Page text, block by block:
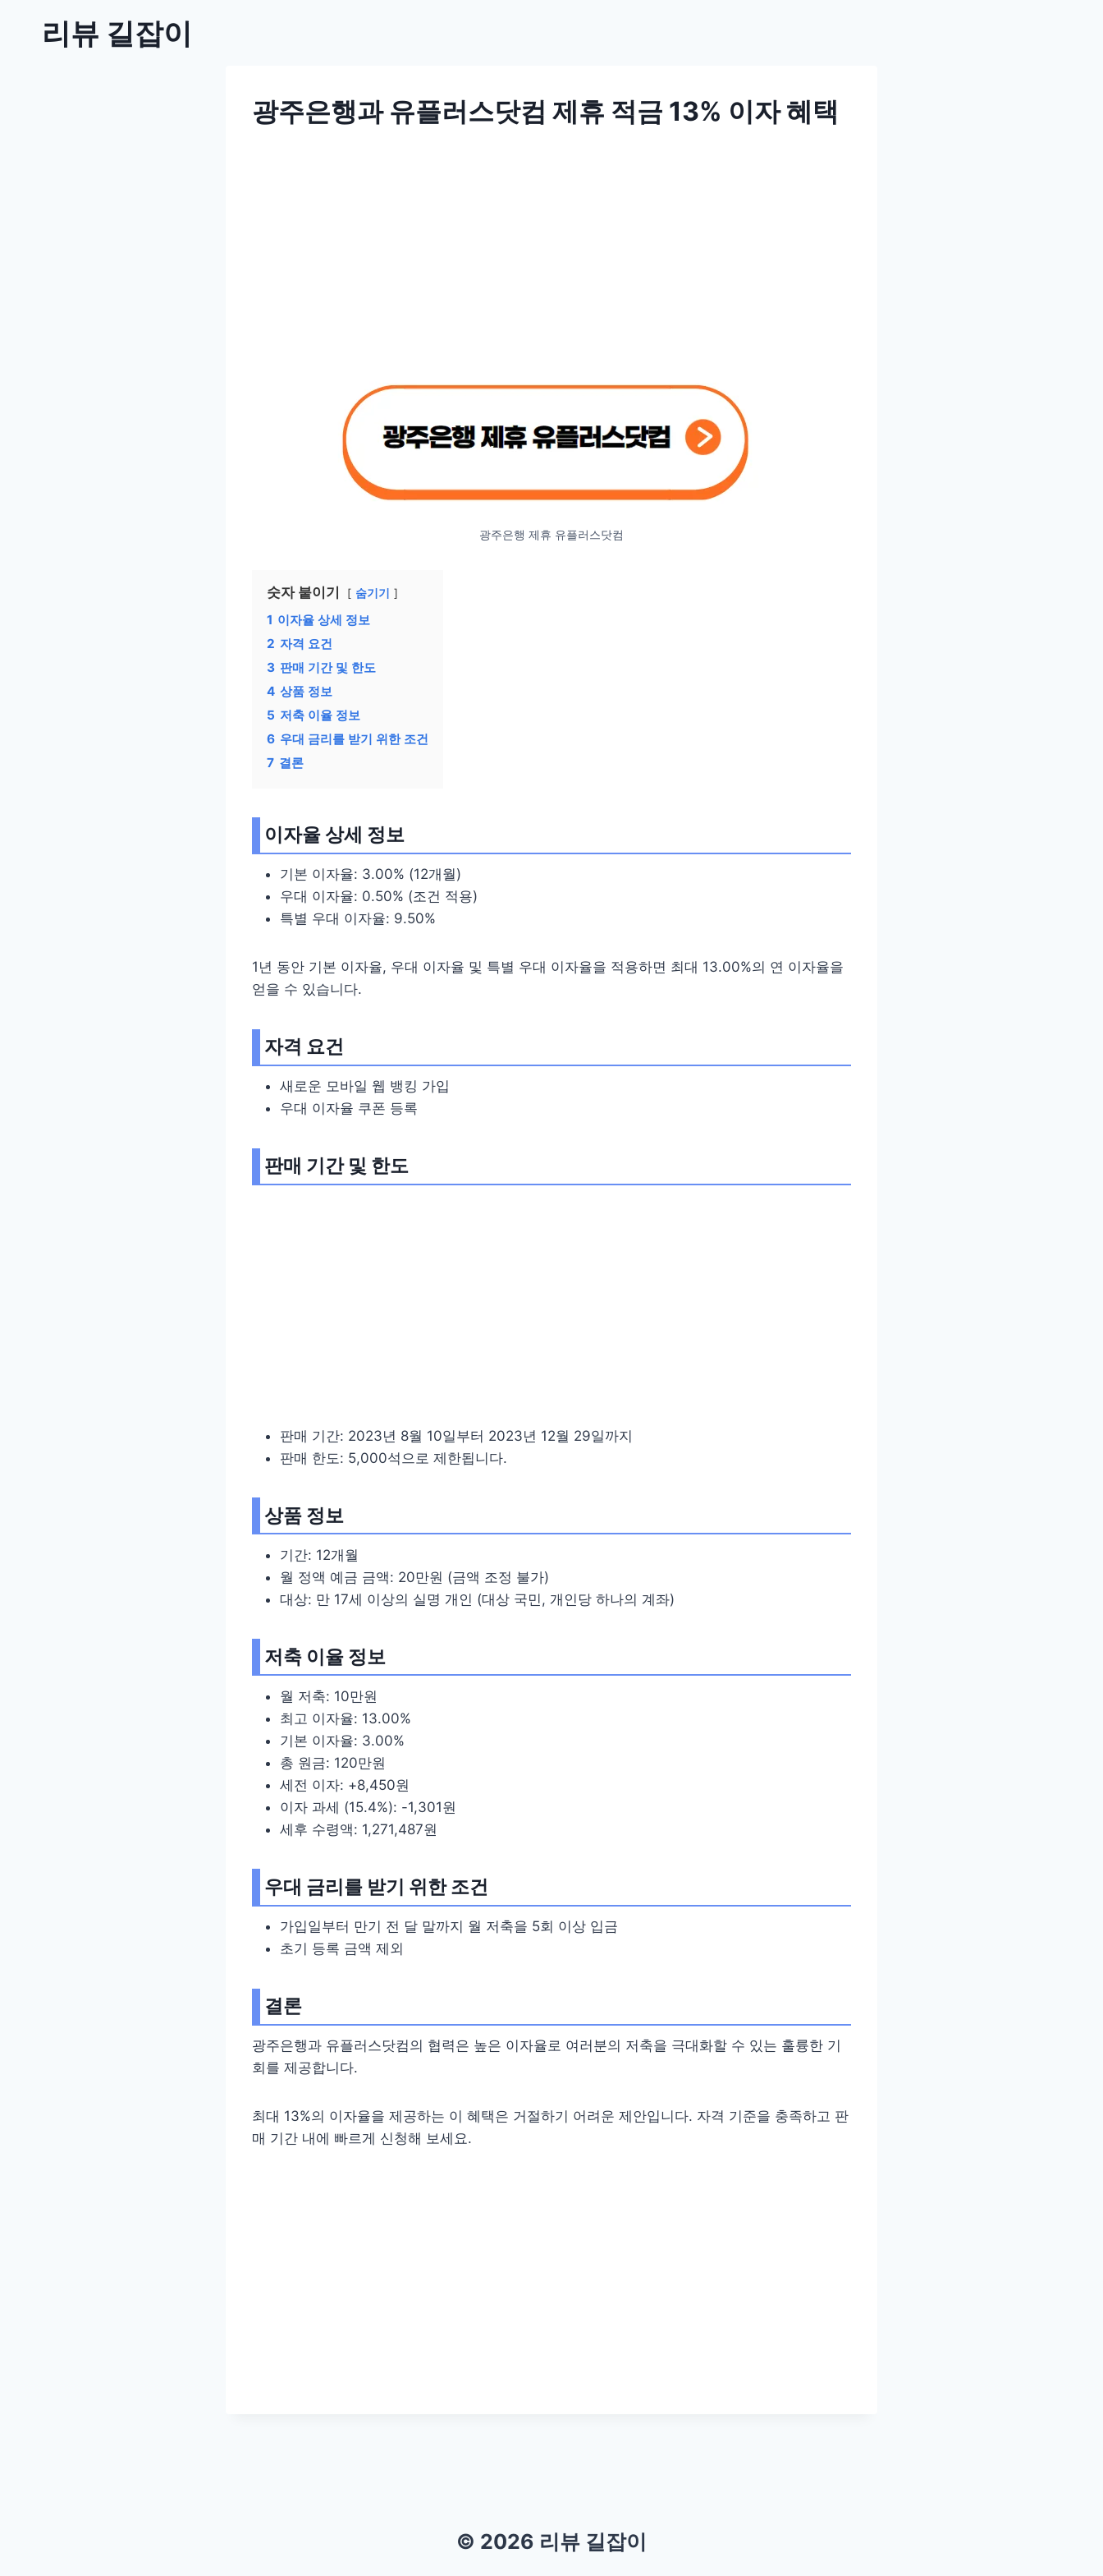
리뷰 길잡이
광주은행과 유플러스닷컴 제휴 적금 13% 이자 혜택
광주은행 제휴 유플러스닷컴
숫자 붙이기 숨기기
1 이자율 상세 정보
2 자격 요건
3 판매 기간 및 한도
4 상품 정보
5 저축 이율 정보
6 우대 금리를 받기 위한 조건
7 결론
이자율 상세 정보
기본 이자율: 3.00% (12개월)
우대 이자율: 0.50% (조건 적용)
특별 우대 이자율: 9.50%
1년 동안 기본 이자율, 우대 이자율 및 특별 우대 이자율을 적용하면 최대 13.00%의 연 이자율을
얻을 수 있습니다.
자격 요건
새로운 모바일 웹 뱅킹 가입
우대 이자율 쿠폰 등록
판매 기간 및 한도
판매 기간: 2023년 8월 10일부터 2023년 12월 29일까지
판매 한도: 5,000석으로 제한됩니다.
상품 정보
기간: 12개월
월 정액 예금 금액: 20만원 (금액 조정 불가)
대상: 만 17세 이상의 실명 개인 (대상 국민, 개인당 하나의 계좌)
저축 이율 정보
월 저축: 10만원
최고 이자율: 13.00%
기본 이자율: 3.00%
총 원금: 120만원
세전 이자: +8,450원
이자 과세 (15.4%): -1,301원
세후 수령액: 1,271,487원
우대 금리를 받기 위한 조건
가입일부터 만기 전 달 말까지 월 저축을 5회 이상 입금
초기 등록 금액 제외
결론
광주은행과 유플러스닷컴의 협력은 높은 이자율로 여러분의 저축을 극대화할 수 있는 훌륭한 기
회를 제공합니다.
최대 13%의 이자율을 제공하는 이 혜택은 거절하기 어려운 제안입니다. 자격 기준을 충족하고 판
매 기간 내에 빠르게 신청해 보세요.
© 2026 리뷰 길잡이